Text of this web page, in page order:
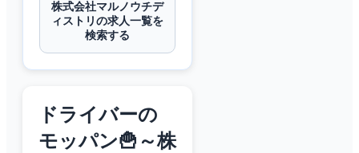
株式会社マルノウチデ
ィストリの求人一覧を
検索する
ドライバーの
モッパン🍟～株